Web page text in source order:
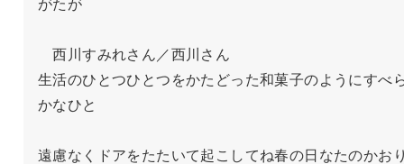
がたが
西川すみれさん／西川さん
生活のひとつひとつをかたどった和菓子のようにすべ
かなひと
遠慮なくドアをたたいて起こしてね春の日なたのかお